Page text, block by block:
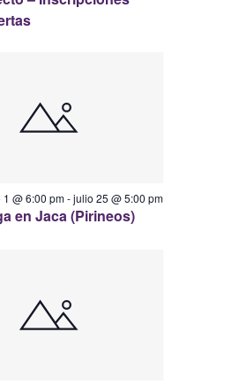
en Jaca (Pirineos)
1 @ 6:00 pm-julio 25 @ 5:00 pm